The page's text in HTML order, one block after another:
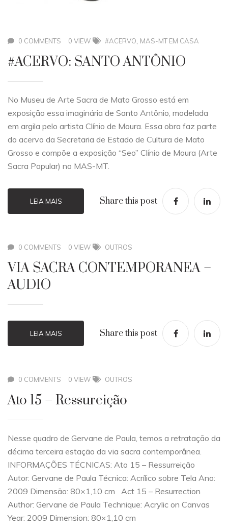
0 COMMENTS 0 VIEW #ACERVO, MAS-MT EM CASA
#ACERVO: SANTO ANTÔNIO
No Museu de Arte Sacra de Mato Grosso está em
exposição essa imaginária de Santo Antônio, modelada
em argila pelo artista Clínio de Moura. Essa obra faz parte
do acervo da Secretaria de Estado de Cultura de Mato
Grosso e compõe a exposição “Seo” Clínio de Moura (Arte
Sacra Popular) no MAS-MT.
LEIA MAIS Share this post
0 COMMENTS 0 VIEW OUTROS
VIA SACRA CONTEMPORANEA –
AUDIO
LEIA MAIS Share this post
0 COMMENTS 0 VIEW OUTROS
Ato 15 – Ressureição
Nesse quadro de Gervane de Paula, temos a retratação da
décima terceira estação da via sacra contemporânea.
INFORMAÇÕES TÉCNICAS: Ato 15 – Ressurreição
Autor: Gervane de Paula Técnica: Acrílico sobre Tela Ano:
2009 Dimensão: 80×1,10 cm Act 15 – Resurrection
Author: Gervane de Paula Technique: Acrylic on Canvas
Year: 2009 Dimension: 80×1,10 cm